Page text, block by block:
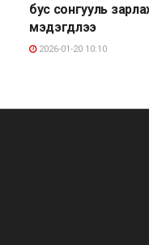
бус сонгууль
мэдэгдлээ
2026-01-20 10:10